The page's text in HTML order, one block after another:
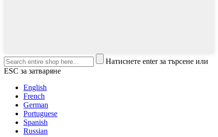
Натиснете enter за търсене или
ESC за затваряне
English
French
German
Portuguese
Spanish
Russian